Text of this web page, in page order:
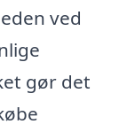
ved
gør det